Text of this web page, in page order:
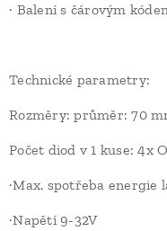
· Balení s čárovým
Technické parametry:
Rozměry: průměr: 70
Počet diod v 1 kuse: 4x
·Max. spotřeba energie
·Napětí 9-32V